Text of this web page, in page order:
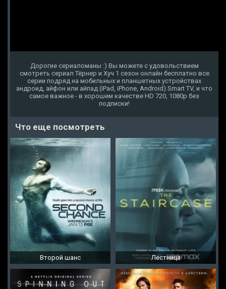
Дорогие сериаломаны :) Вы можете с удовольствием
смотреть сериал Тёрнер и Хуч 1 сезон онлайн бесплатно все
серии подряд на мобильных и планшетных устройствах
андроид, айфон или айпад (iPad, iPhone, Android) Smart TV, и что
самое важное - в хорошем качестве HD 720, 1080p без
подписки!
Что еще посмотреть
Второй шанс Лестница